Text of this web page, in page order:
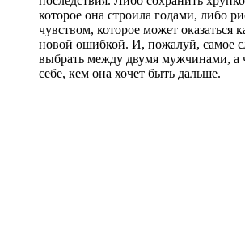
которое она строила годами, либо
чувством, которое может оказаться
новой ошибкой. И, пожалуй, самое
выбрать между двумя мужчинами, а
себе, кем она хочет быть дальше.